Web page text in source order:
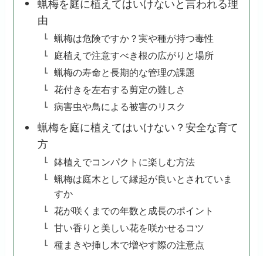
蝋梅を庭に植えてはいけないと言われる理
由
蝋梅は危険ですか？実や種が持つ毒性
庭植えで注意すべき根の広がりと場所
蝋梅の寿命と長期的な管理の課題
花付きを左右する剪定の難しさ
病害虫や鳥による被害のリスク
蝋梅を庭に植えてはいけない？安全な育て
方
鉢植えでコンパクトに楽しむ方法
蝋梅は庭木として縁起が良いとされていま
すか
花が咲くまでの年数と成長のポイント
甘い香りと美しい花を咲かせるコツ
種まきや挿し木で増やす際の注意点